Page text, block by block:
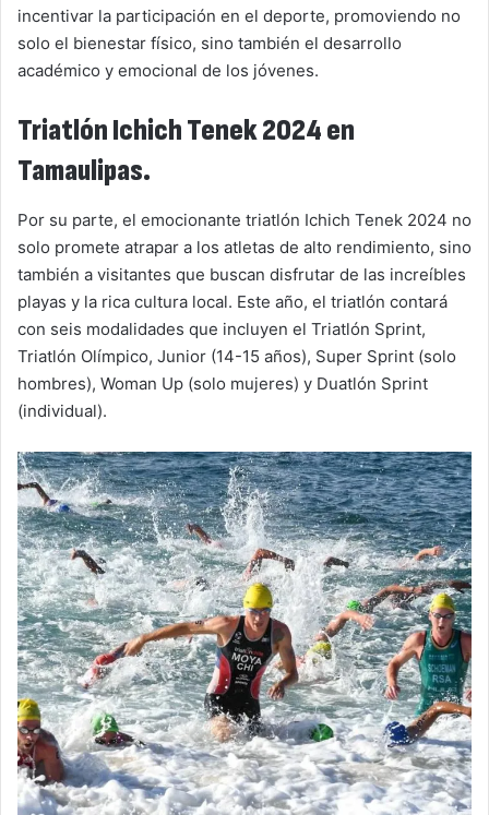
incentivar la participación en el deporte, promoviendo no
solo el bienestar físico, sino también el desarrollo
académico y emocional de los jóvenes.
Triatlón Ichich Tenek 2024 en
Tamaulipas.
Por su parte, el emocionante triatlón Ichich Tenek 2024 no
solo promete atrapar a los atletas de alto rendimiento, sino
también a visitantes que buscan disfrutar de las increíbles
playas y la rica cultura local. Este año, el triatlón contará
con seis modalidades que incluyen el Triatlón Sprint,
Triatlón Olímpico, Junior (14-15 años), Super Sprint (solo
hombres), Woman Up (solo mujeres) y Duatlón Sprint
(individual).